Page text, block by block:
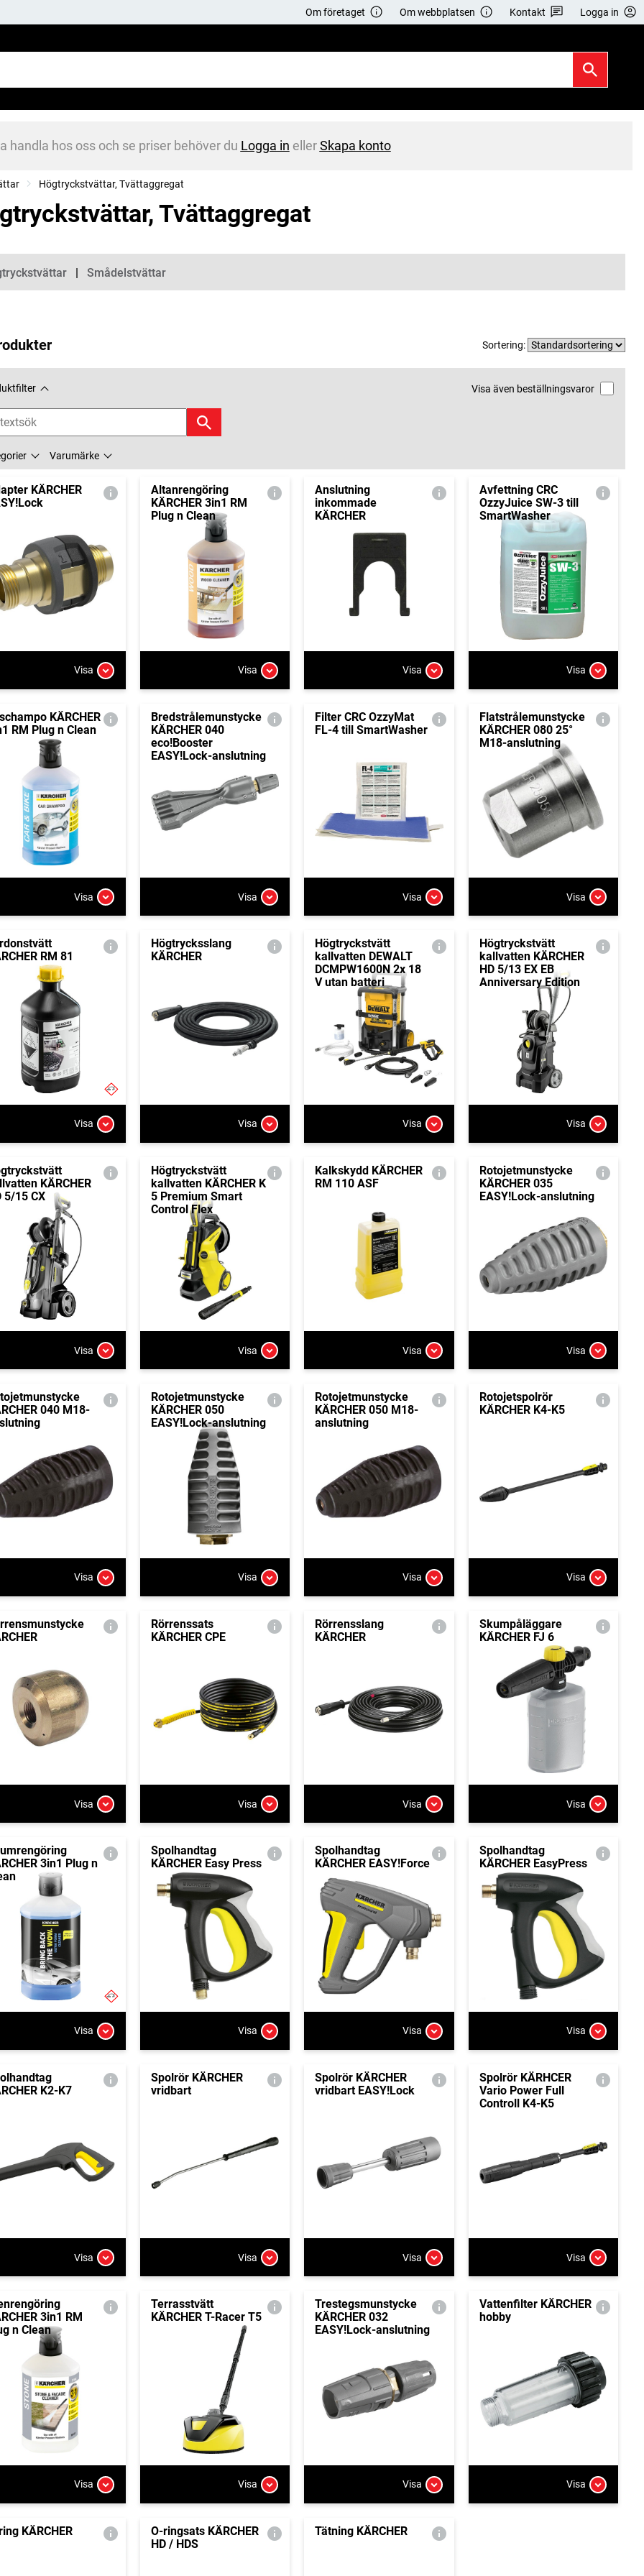
Om företaget Om webbplatsen Kontakt Logga in
handla hos oss och se priser behöver du Logga in ellerSkapa konto
Högtryckstvättar, Tvättaggregat
Tvättaggregat
Smådelstvättar
Sortering:
Visa även beställningsvaror
Varumärke
KÄRCHER
Visa
Altanrengöring
KÄRCHER 3in1 RM
Plug n Clean
Visa
Anslutning
inkommade
KÄRCHER
Visa
Avfettning CRC
OzzyJuice SW-3 till
SmartWasher
Visa
KÄRCHER
RM Plug n Clean
Visa
Bredstrålemunstycke
KÄRCHER 040
eco!Booster
EASY!Lock-anslutning
Visa
Filter CRC OzzyMat
FL-4 till SmartWasher
Visa
Flatstrålemunstycke
KÄRCHER 080 25°
M18-anslutning
Visa
RM 81
Visa
Högtrycksslang
KÄRCHER
Visa
Högtryckstvätt
kallvatten DEWALT
DCMPW1600N 2x 18
V utan batteri
Visa
Högtryckstvätt
kallvatten KÄRCHER
HD 5/13 EX EB
Anniversary Edition
Visa
KÄRCHER
5/15 CX
Visa
Högtryckstvätt
kallvatten KÄRCHER K
5 Premium Smart
Control Flex
Visa
Kalkskydd KÄRCHER
RM 110 ASF
Visa
Rotojetmunstycke
KÄRCHER 035
EASY!Lock-anslutning
Visa
040 M18-
Visa
Rotojetmunstycke
KÄRCHER 050
EASY!Lock-anslutning
Visa
Rotojetmunstycke
KÄRCHER 050 M18-
anslutning
Visa
Rotojetspolrör
KÄRCHER K4-K5
Visa
Visa
Rörrenssats
KÄRCHER CPE
Visa
Rörrensslang
KÄRCHER
Visa
Skumpåläggare
KÄRCHER FJ 6
Visa
3in1 Plug n
Visa
Spolhandtag
KÄRCHER Easy Press
Visa
Spolhandtag
KÄRCHER EASY!Force
Visa
Spolhandtag
KÄRCHER EasyPress
Visa
K2-K7
Visa
Spolrör KÄRCHER
vridbart
Visa
Spolrör KÄRCHER
vridbart EASY!Lock
Visa
Spolrör KÄRHCER
Vario Power Full
Controll K4-K5
Visa
3in1 RM
n Clean
Visa
Terrasstvätt
KÄRCHER T-Racer T5
Visa
Trestegsmunstycke
KÄRCHER 032
EASY!Lock-anslutning
Visa
Vattenfilter KÄRCHER
hobby
Visa
KÄRCHER
O-ringsats KÄRCHER
HD / HDS
Tätning KÄRCHER